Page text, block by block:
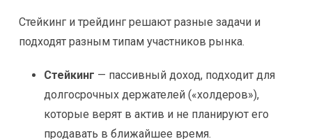
Стейкинг и трейдинг решают разные задачи и
подходят разным типам участников рынка.
Стейкинг — пассивный доход, подходит для
долгосрочных держателей («холдеров»),
которые верят в актив и не планируют его
продавать в ближайшее время.